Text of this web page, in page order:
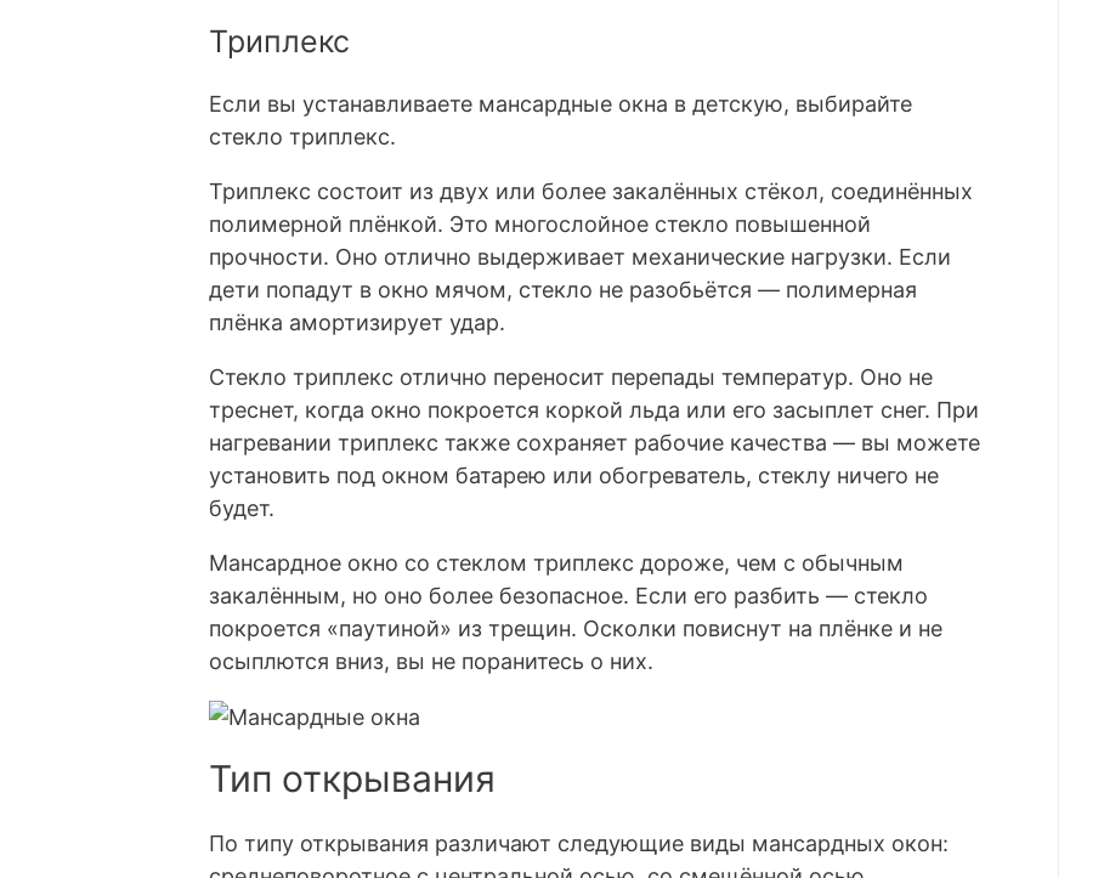
Триплекс
Если вы устанавливаете мансардные окна в детскую, выбирайте
стекло триплекс.
Триплекс состоит из двух или более закалённых стёкол, соединённых
полимерной плёнкой. Это многослойное стекло повышенной
прочности. Оно отлично выдерживает механические нагрузки. Если
дети попадут в окно мячом, стекло не разобьётся — полимерная
плёнка амортизирует удар.
Стекло триплекс отлично переносит перепады температур. Оно не
треснет, когда окно покроется коркой льда или его засыплет снег. При
нагревании триплекс также сохраняет рабочие качества — вы можете
установить под окном батарею или обогреватель, стеклу ничего не
будет.
Мансардное окно со стеклом триплекс дороже, чем с обычным
закалённым, но оно более безопасное. Если его разбить — стекло
покроется «паутиной» из трещин. Осколки повиснут на плёнке и не
осыплются вниз, вы не поранитесь о них.
Тип открывания
По типу открывания различают следующие виды мансардных окон: